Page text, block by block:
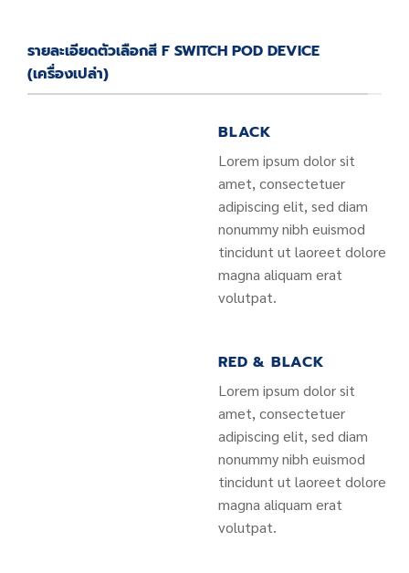
รายละเอียดตัวเลือกสี F SWITCH POD DEVICE
(เครื่องเปล่า)
BLACK
Lorem ipsum dolor sit
amet, consectetuer
adipiscing elit, sed diam
nonummy nibh euismod
tincidunt ut laoreet dolore
magna aliquam erat
volutpat.
RED & BLACK
Lorem ipsum dolor sit
amet, consectetuer
adipiscing elit, sed diam
nonummy nibh euismod
tincidunt ut laoreet dolore
magna aliquam erat
volutpat.